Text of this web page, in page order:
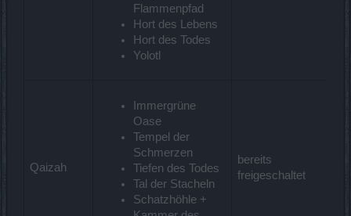
Flammenpfad
Hort des Lebens
Hort des Todes
Yolotl
Qaizah
Immergrüne
Oase
Tempel der
Schmerzen
Tiefen des Todes
Tal der Stacheln
Schatzhöhle +
bereits
freigeschaltet